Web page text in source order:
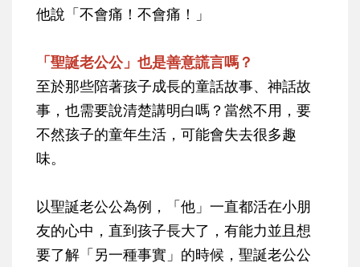
他說「不會痛！不會痛！」
「聖誕老公公」也是善意謊言嗎？
至於那些陪著孩子成長的童話故事、神話故
事，也需要說清楚講明白嗎？當然不用，要
不然孩子的童年生活，可能會失去很多趣
味。
以聖誕老公公為例，「他」一直都活在小朋
友的心中，直到孩子長大了，有能力並且想
要了解「另一種事實」的時候，聖誕老公公